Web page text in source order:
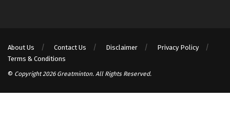
About Us Contact Us Disclaimer
Privacy Policy
Terms & Conditions
© Copyright 2026 Greatminton. All Rights Reserved.